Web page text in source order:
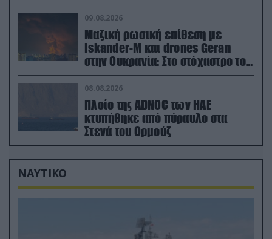
οικονομίες χωρών του ΝΑΤΟ
09.08.2026
Μαζική ρωσική επίθεση με
Iskander-M και drones Geran
στην Ουκρανία: Στο στόχαστρο το
εργοστάσιο των Flamingo
08.08.2026
Πλοίο της ADNOC των ΗΑΕ
κτυπήθηκε από πύραυλο στα
Στενά του Ορμούζ
ΝΑΥΤΙΚΟ